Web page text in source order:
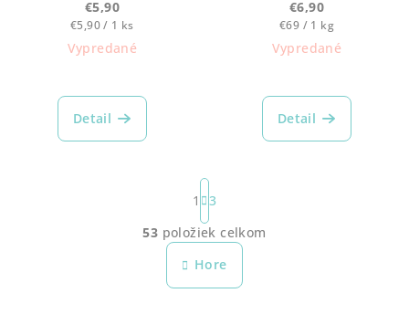
€5,90
Jednotková
cena:
€5,90 / 1 ks
Vypredané
Detail
€6,90
Jednotková
cena:
€69 / 1 kg
Vypredané
Detail
O
v
l
S
t
r
á
n
k
o
1
3
53 položiek celkom
Hore